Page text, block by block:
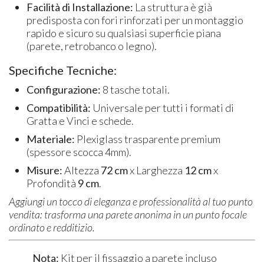
Facilità di Installazione: La struttura è già
predisposta con fori rinforzati per un montaggio
rapido e sicuro su qualsiasi superficie piana
(parete, retrobanco o legno).
Specifiche Tecniche:
Configurazione: 8 tasche totali.
Compatibilità: Universale per tutti i formati di
Gratta e Vinci e schede.
Materiale: Plexiglass trasparente premium
(spessore scocca 4mm).
Misure:Altezza 72 cmx Larghezza 12 cmx
Profondità 9 cm.
Aggiungi un tocco di eleganza e professionalità al tuo punto
vendita: trasforma una parete anonima in un punto focale
ordinato e redditizio.
Nota: Kit per il fissaggio a parete incluso